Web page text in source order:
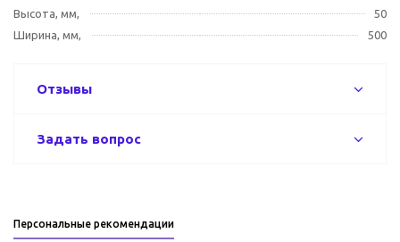
Высота, мм,
50
Ширина, мм,
500
Отзывы
Задать вопрос
Персональные рекомендации